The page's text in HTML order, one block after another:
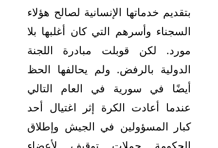
بتقديم خدماتها الإنسانية لصالح هؤلاء
السجناء وأسرهم التي كان أغلبها بلا
مورد. لكن قوبلت مبادرة اللجنة
الدولية بالرفض. ولم يحالفها الحظ
أيضًا في سورية في العام التالي
عندما أعادت الكرة إثر اغتيال أحد
كبار المسؤولين في الجيش وإطلاق